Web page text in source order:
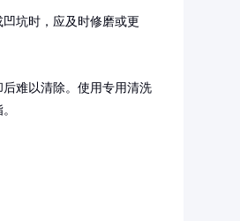
坑时，应及时修磨或更
难以清除。使用专用清洗